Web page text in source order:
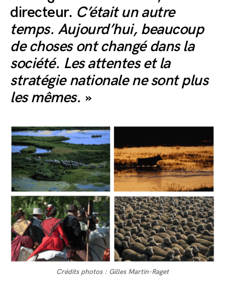
directeur. C’était un autre
temps. Aujourd’hui, beaucoup
de choses ont changé dans la
société. Les attentes et la
stratégie nationale ne sont plus
les mêmes. »
Crédits photos : Gilles Martin-Raget